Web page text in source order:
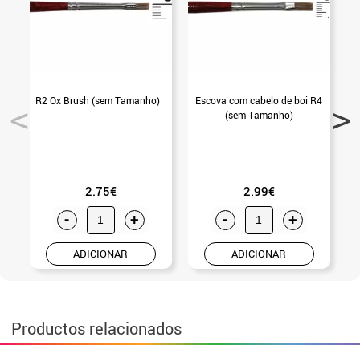
R2 Ox Brush (sem Tamanho)
2.75€
- +
ADICIONAR
Escova com cabelo de boi R4
(sem Tamanho)
2.99€
- +
ADICIONAR
Productos relacionados